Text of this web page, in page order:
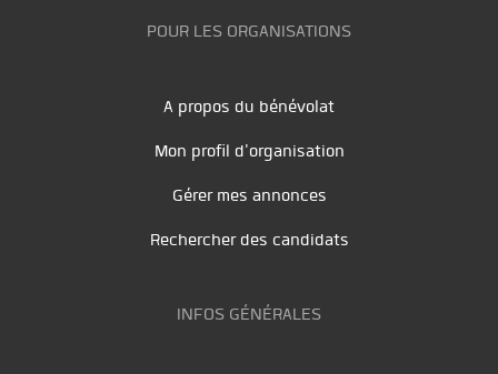
POUR LES ORGANISATIONS
A propos du bénévolat
Mon profil d'organisation
Gérer mes annonces
Rechercher des candidats
INFOS GÉNÉRALES